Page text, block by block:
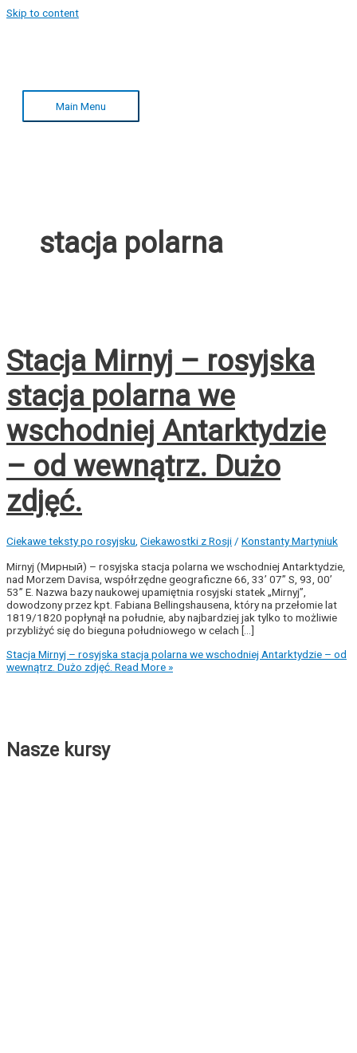
Skip to content
Main Menu
stacja polarna
Stacja Mirnyj – rosyjska
stacja polarna we
wschodniej Antarktydzie
– od wewnątrz. Dużo
zdjęć.
Ciekawe teksty po rosyjsku, Ciekawostki z Rosji/ Konstanty Martyniuk
Mirnyj (Мирный) – rosyjska stacja polarna we wschodniej Antarktydzie,
nad Morzem Davisa, współrzędne geograficzne 66, 33’ 07” S, 93, 00’
53” E. Nazwa bazy naukowej upamiętnia rosyjski statek „Mirnyj”,
dowodzony przez kpt. Fabiana Bellingshausena, który na przełomie lat
1819/1820 popłynął na południe, aby najbardziej jak tylko to możliwie
przybliżyć się do bieguna południowego w celach […]
Stacja Mirnyj – rosyjska stacja polarna we wschodniej Antarktydzie – od
wewnątrz. Dużo zdjęć. Read More »
Nasze kursy